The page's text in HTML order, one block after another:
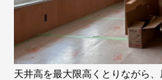
天井高を最大限高くとりながら